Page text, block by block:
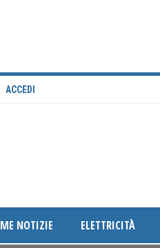
ACCEDI
NOTIZIE ELETTRICITÀ